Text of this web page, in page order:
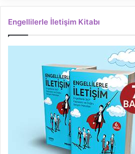
Engellilerle İletişim Kitabı